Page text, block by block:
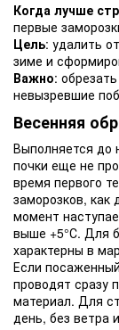
Когда лучше
первые
Цель: удалить
зиме и
Важно:
невызревшие
Весенняя
Выполняется до
почки еще не
время первого
заморозков, как
момент
выше +5°С. Для
характерны в
Если
проводят сразу
материал. Для
день, без ветра